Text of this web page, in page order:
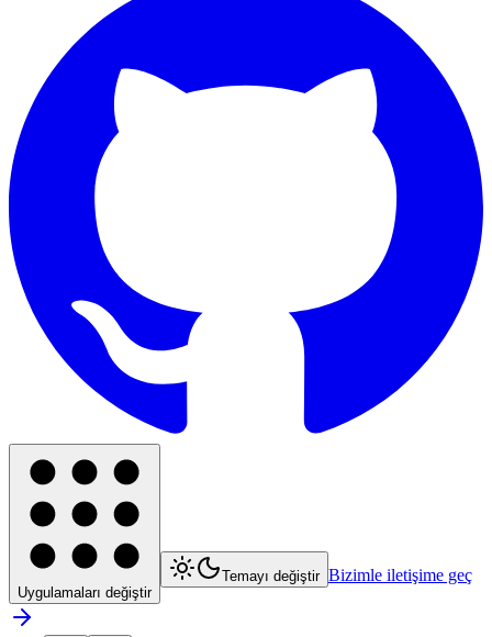
Uygulamaları değiştir
Temayı değiştir Bizimle iletişime geç